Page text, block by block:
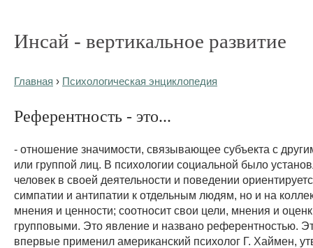
Инсай - вертикальное развитие
Главная › Психологическая энциклопедия
Референтность - это...
- отношение значимости, связывающее субъекта с
или группой лиц. В психологии социальной было
человек в своей деятельности и поведении
симпатии и антипатии к отдельным людям, но и на
мнения и ценности; соотносит свои цели, мнения и
групповыми. Это явление и названо референтностью.
впервые применил американский психолог Г. Хаймен,